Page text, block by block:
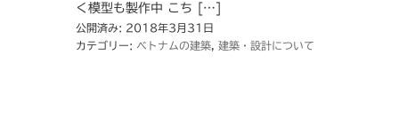
く模型も製作中 こち […]
公開済み: 2018年3月31日
カテゴリー: ベトナムの建築 建築・設計について